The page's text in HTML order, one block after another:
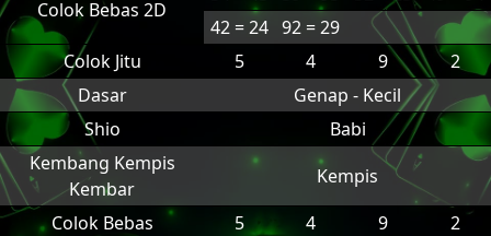
Colok Bebas 2D
42 = 24 92 = 29
Colok Jitu
5 4 9
2
Dasar
Genap - Kecil
Shio
Babi
Kembang Kempis
Kembar
Kempis
Colok Bebas
5 4 9
2